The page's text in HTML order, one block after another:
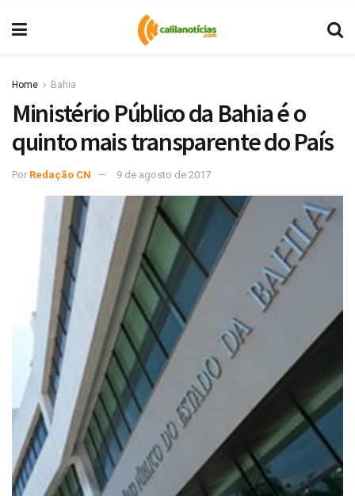
Home Bahia
Ministério Público da Bahia é o
quinto mais transparente do País
Por Redação CN 9 de agosto de 2017